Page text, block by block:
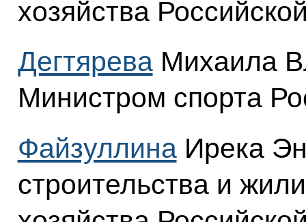
хозяйства
ДегтяреваМихаила
Министром спорта
ФайзуллинаИрека
строительства и